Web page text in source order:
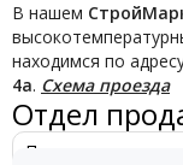
Герметики
Герметики-затирки
Замазка оконная
Лента битумная
Пистолеты для
Пены монтажные
Сэндвич-панели
Термозащитные
Утеплители
Уплотнитель для
В нашем
находимся по
4а. Схема проезда
Отдел